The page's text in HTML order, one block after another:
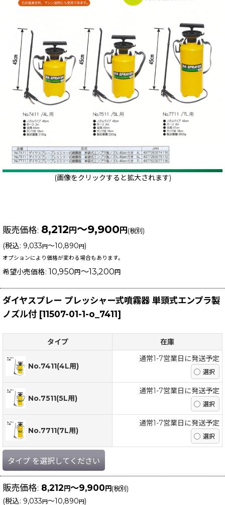
(画像をクリックすると拡大されます)
販売価格: 8,212円～9,900円(税別)
(税込: 9,033円～10,890円)
オプションにより価格が変わる場合もあります。
希望小売価格: 10,950円～13,200円
ダイヤスプレー プレッシャー式噴霧器 単頭式エンプラ製
ノズル付 [11507-01-1-o_7411]
タイプ 在庫
No.7411(4L用)
通常1-7営業日に発送予定
No.7511(5L用)
通常1-7営業日に発送予定
No.7711(7L用)
通常1-7営業日に発送予定
タイプ を選択してください
販売価格: 8,212円～9,900円(税別)
(税込: 9,033円～10,890円)